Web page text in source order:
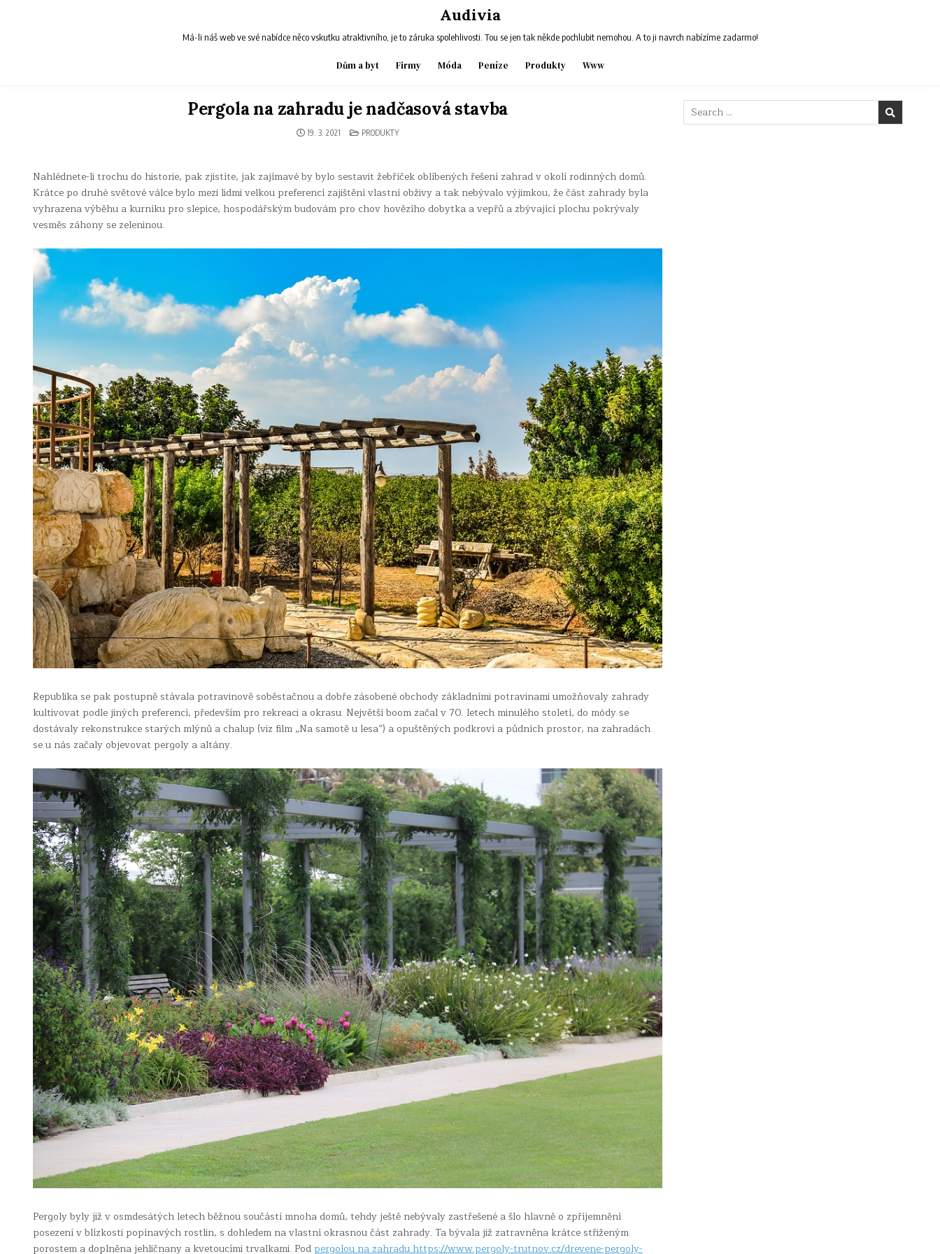
Audivia
Má-li náš web ve své nabídce něco vskutku atraktivního, je to záruka spolehlivosti. Tou se jen tak někde pochlubit nemohou. A to ji navrch nabízíme zadarmo!
Dům a byt Firmy Móda Peníze Produkty Www
Pergola na zahradu je nadčasová stavba
19. 3. 2021
POSTED
PRODUKTY
Nahlédnete-li trochu do historie, pak zjistíte, jak zajímavé by bylo sestavit žebříček oblíbených řešení zahrad v okolí rodinných domů.
Krátce po druhé světové válce bylo mezi lidmi velkou preferencí zajištění vlastní obživy a tak nebývalo výjimkou, že část zahrady byla
vyhrazena výběhu a kurníku pro slepice, hospodářským budovám pro chov hovězího dobytka a vepřů a zbývající plochu pokrývaly
vesměs záhony se zeleninou.
Republika se pak postupně stávala potravinově soběstačnou a dobře zásobené obchody základními potravinami umožňovaly zahrady
kultivovat podle jiných preferencí, především pro rekreaci a okrasu. Největší boom začal v 70. letech minulého století, do módy se
dostávaly rekonstrukce starých mlýnů a chalup (viz film „Na samotě u lesa“) a opuštěných podkroví a půdních prostor, na zahradách
se u nás začaly objevovat pergoly a altány.
Pergoly byly již v osmdesátých letech běžnou součástí mnoha domů, tehdy ještě nebývaly zastřešené a šlo hlavně o zpříjemnění
posezení v blízkosti popínavých rostlin, s dohledem na vlastní okrasnou část zahrady. Ta bývala již zatravněna krátce střiženým
porostem a doplněna jehličnany a kvetoucími trvalkami. Pod pergolou na zahradu https://www.pergoly-trutnov.cz/drevene-pergoly-
Search
for: